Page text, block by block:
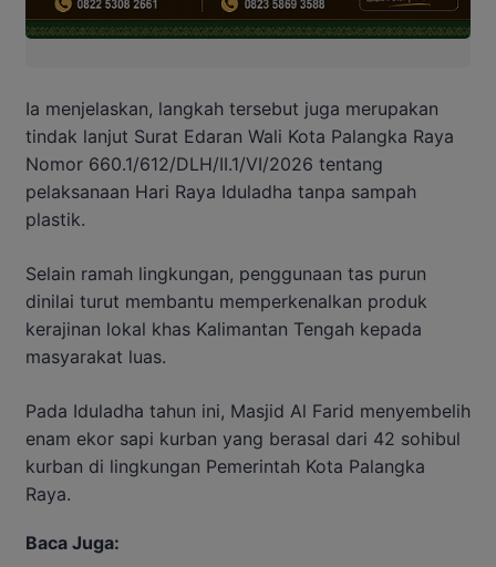
Ia menjelaskan, langkah tersebut juga merupakan
tindak lanjut Surat Edaran Wali Kota Palangka Raya
Nomor 660.1/612/DLH/II.1/VI/2026 tentang
pelaksanaan Hari Raya Iduladha tanpa sampah
plastik.
Selain ramah lingkungan, penggunaan tas purun
dinilai turut membantu memperkenalkan produk
kerajinan lokal khas Kalimantan Tengah kepada
masyarakat luas.
Pada Iduladha tahun ini, Masjid Al Farid menyembelih
enam ekor sapi kurban yang berasal dari 42 sohibul
kurban di lingkungan Pemerintah Kota Palangka
Raya.
Baca Juga: